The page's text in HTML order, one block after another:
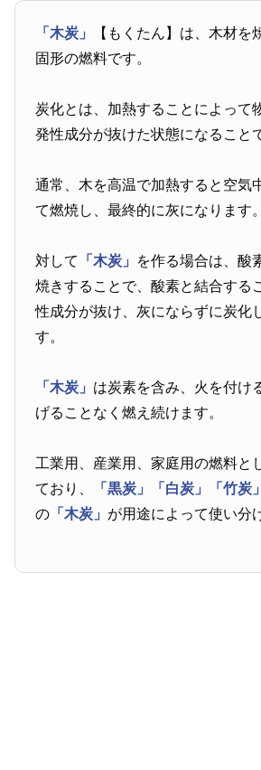
「木炭」
【もくたん】は、木材を
固形の燃料です。
炭化とは、加熱することによって
発性成分が抜けた状態になること
通常、木を高温で加熱すると空気
て燃焼し、最終的に灰になります。
対して 「木炭」 を作る場合は、酸
焼きすることで、酸素と結合する
性成分が抜け、灰にならずに炭化
す。
「木炭」 は炭素を含み、火を付け
げることなく燃え続けます。
工業用、産業用、家庭用の燃料と
ており、
「黒炭」 「白炭」 「竹炭」
の 「木炭」 が用途によって使い分